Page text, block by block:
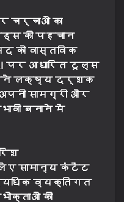
चर्चाओं का
की पहचान
को वास्तविक
पर आधारित टूल्स
लक्ष्य दर्शक
सामग्री और
बनाने में
सामान्य कंटेंट
व्यक्तिगत
की